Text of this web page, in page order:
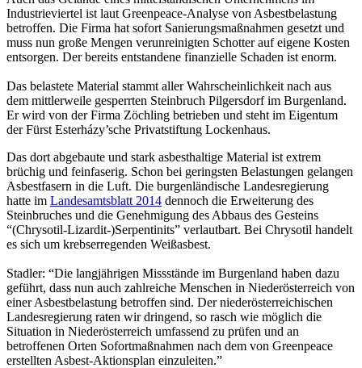
Industrieviertel ist laut Greenpeace-Analyse von Asbestbelastung
betroffen. Die Firma hat sofort Sanierungsmaßnahmen gesetzt und
muss nun große Mengen verunreinigten Schotter auf eigene Kosten
entsorgen. Der bereits entstandene finanzielle Schaden ist enorm.
Das belastete Material stammt aller Wahrscheinlichkeit nach aus
dem mittlerweile gesperrten Steinbruch Pilgersdorf im Burgenland.
Er wird von der Firma Zöchling betrieben und steht im Eigentum
der Fürst Esterházy’sche Privatstiftung Lockenhaus.
Das dort abgebaute und stark asbesthaltige Material ist extrem
brüchig und feinfaserig. Schon bei geringsten Belastungen gelangen
Asbestfasern in die Luft. Die burgenländische Landesregierung
hatte im Landesamtsblatt 2014 dennoch die Erweiterung des
Steinbruches und die Genehmigung des Abbaus des Gesteins
“(Chrysotil-Lizardit-)Serpentinits” verlautbart. Bei Chrysotil handelt
es sich um krebserregenden Weißasbest.
Stadler: “Die langjährigen Missstände im Burgenland haben dazu
geführt, dass nun auch zahlreiche Menschen in Niederösterreich von
einer Asbestbelastung betroffen sind. Der niederösterreichischen
Landesregierung raten wir dringend, so rasch wie möglich die
Situation in Niederösterreich umfassend zu prüfen und an
betroffenen Orten Sofortmaßnahmen nach dem von Greenpeace
erstellten Asbest-Aktionsplan einzuleiten.”